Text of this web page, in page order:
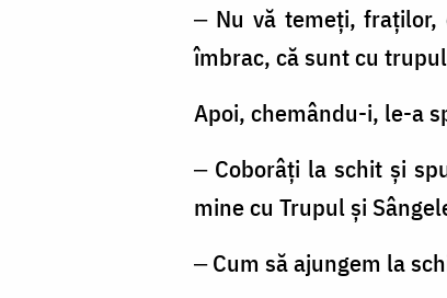
‒ Nu vă temeţi,
îmbrac, că sunt cu
Apoi, chemându-i, le-a
‒ Coborâţi la schit şi
mine cu Trupul şi
‒ Cum să ajungem la